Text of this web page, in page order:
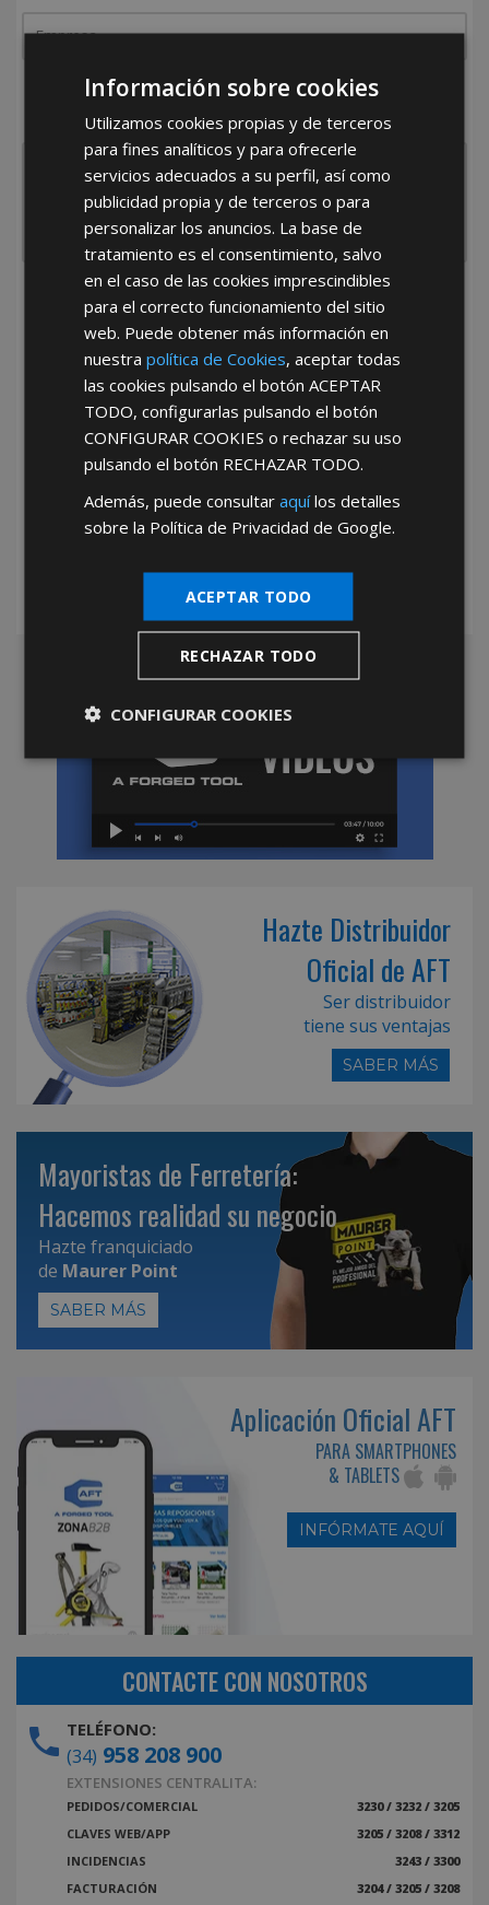
¿De dónde es la empresa?
España
Portugal Otros
He leído y acepto laPolítica de Privacidad
mayoristas.
Hazte Distribuidor
Oficial de AFT
Ser distribuidor
tiene sus ventajas
SABER MÁS
Mayoristas de Ferretería:
Hacemos realidad su negocio
Hazte franquiciado
de Maurer Point
SABER MÁS
Aplicación Oficial AFT
PARA SMARTPHONES
& TABLETS
INFÓRMATE AQUÍ
CONTACTE CON NOSOTROS
TELÉFONO:
(34) 958 208 900
EXTENSIONES CENTRALITA:
PEDIDOS/COMERCIAL
3230 / 3232 / 3205
CLAVES WEB/APP
3205 / 3208 / 3312
INCIDENCIAS
3243 / 3300
FACTURACIÓN
3204 / 3205 / 3208
Información sobre cookies
Utilizamos cookies propias y de terceros
para fines analíticos y para ofrecerle
servicios adecuados a su perfil, así como
publicidad propia y de terceros o para
personalizar los anuncios. La base de
tratamiento es el consentimiento, salvo
en el caso de las cookies imprescindibles
para el correcto funcionamiento del sitio
web. Puede obtener más información en
nuestrapolítica de Cookies, aceptar todas
las cookies pulsando el botónACEPTAR
TODO, configurarlas pulsando el botón
CONFIGURAR COOKIES o rechazar su uso
pulsando el botón RECHAZAR TODO.
Además, puede consultaraquílos detalles
sobre la Política de Privacidad de Google.
ACEPTAR TODO
RECHAZAR TODO
CONFIGURAR COOKIES